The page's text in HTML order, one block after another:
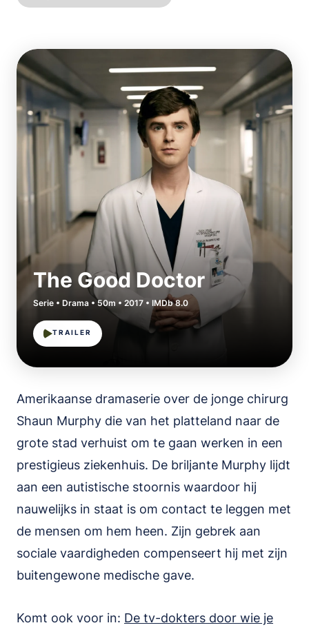
The Good Doctor
Serie • Drama • 50m • 2017 • IMDb 8.0
TRAILER
Amerikaanse dramaserie over de jonge chirurg
Shaun Murphy die van het platteland naar de
grote stad verhuist om te gaan werken in een
prestigieus ziekenhuis. De briljante Murphy lijdt
aan een autistische stoornis waardoor hij
nauwelijks in staat is om contact te leggen met
de mensen om hem heen. Zijn gebrek aan
sociale vaardigheden compenseert hij met zijn
buitengewone medische gave.
Komt ook voor in: De tv-dokters door wie je